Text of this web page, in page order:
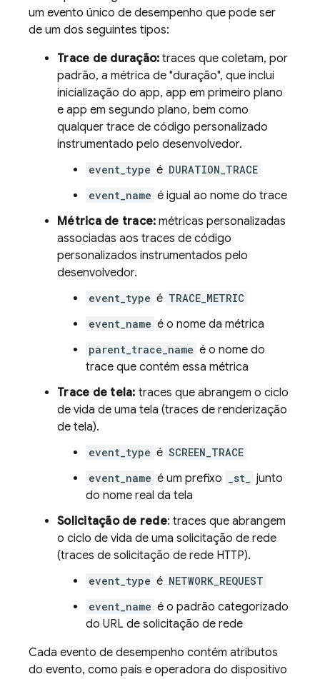
um evento único de desempenho que pode ser
de um dos seguintes tipos:
Trace de duração: traces que coletam, por
padrão, a métrica de "duração", que inclui
inicialização do app, app em primeiro plano
e app em segundo plano, bem como
qualquer trace de código personalizado
instrumentado pelo desenvolvedor.
event_type é DURATION_TRACE
event_name é igual ao nome do trace
Métrica de trace: métricas personalizadas
associadas aos traces de código
personalizados instrumentados pelo
desenvolvedor.
event_type é TRACE_METRIC
event_name é o nome da métrica
parent_trace_name é o nome do
trace que contém essa métrica
Trace de tela: traces que abrangem o ciclo
de vida de uma tela (traces de renderização
de tela).
event_type é SCREEN_TRACE
event_name é um prefixo _st_
junto
do nome real da tela
Solicitação de rede: traces que abrangem
o ciclo de vida de uma solicitação de rede
(traces de solicitação de rede HTTP).
event_type é NETWORK_REQUEST
event_name é o padrão categorizado
do URL de solicitação de rede
Cada evento de desempenho contém atributos
do evento, como país e operadora do dispositivo